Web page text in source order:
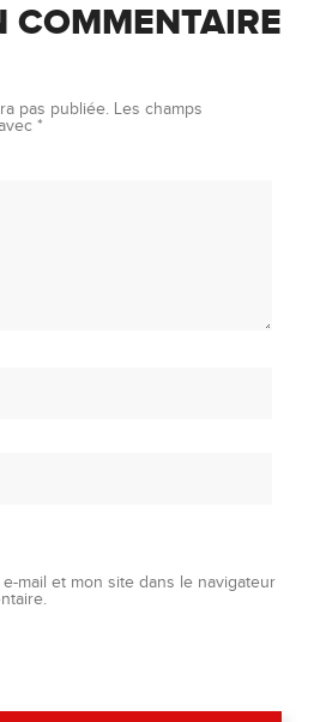
COMMENTAIRE
pas publiée. Les champs
*
mail et mon site dans le navigateur